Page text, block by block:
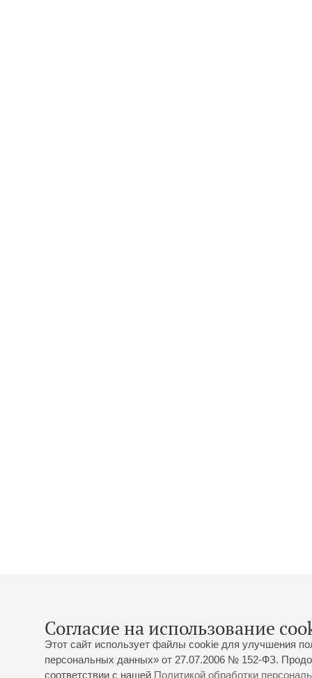
Согласие на использование
Этот сайт использует файлы cookie для улучшения
персональных данных» от 27.07.2006 № 152-ФЗ.
соответствии с нашей Политикой обработки